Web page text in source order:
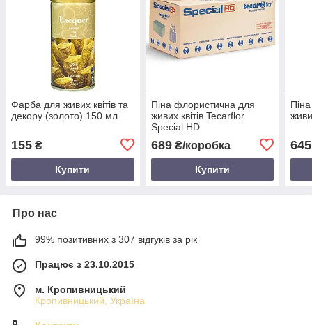
Фарба для живих квітів та
декору (золото) 150 мл
155 ₴
Купити
Піна флористична для
живих квітів Tecarflor
Special HD
689₴/коробка
Купити
645
Про нас
99% позитивних з 307 відгуків за рік
Працює з 23.10.2015
м. Кропивницький
Кропивницький, Україна